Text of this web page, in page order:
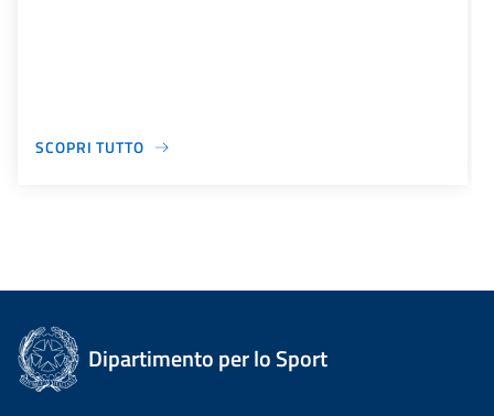
SCOPRI TUTTO
Dipartimento per lo Sport